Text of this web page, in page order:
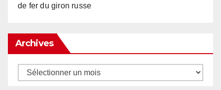
de fer du giron russe
Archives
Archives